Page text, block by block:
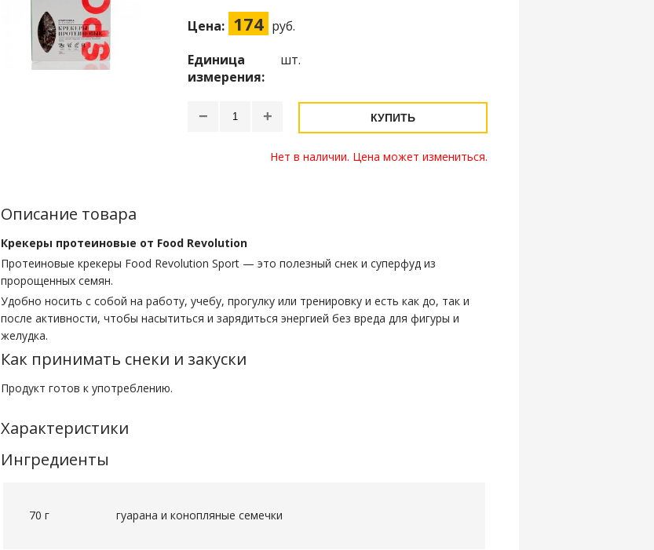
Цена: 174 руб.
Единица
измерения:
шт.
− + КУПИТЬ
Нет в наличии. Цена может измениться.
Описание товара
Крекеры протеиновые от Food Revolution
Протеиновые крекеры Food Revolution Sport — это полезный снек и суперфуд из
пророщенныx семян.
Удобно носить с собой на работу, учебу, прогулку или тренировку и есть как до, так и
после активности, чтобы насытиться и зарядиться энергией без вреда для фигуры и
желудка.
Как принимать снеки и закуски
Продукт готов к употреблению.
Характеристики
Ингредиенты
70 г гуарана и конопляные семечки